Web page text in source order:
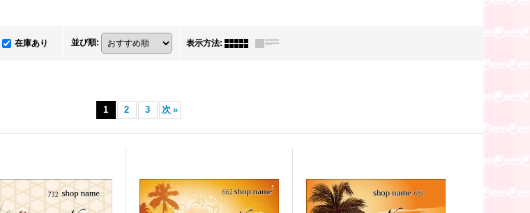
在庫あり 並び順: 表示方法:
1 2 3 次 »